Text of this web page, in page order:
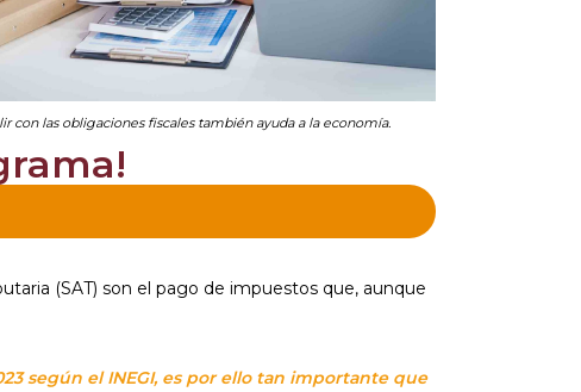
con las obligaciones fiscales también ayuda a la economía.
(SAT) son el pago de impuestos que, aunque
según el INEGI, es por ello tan importante que